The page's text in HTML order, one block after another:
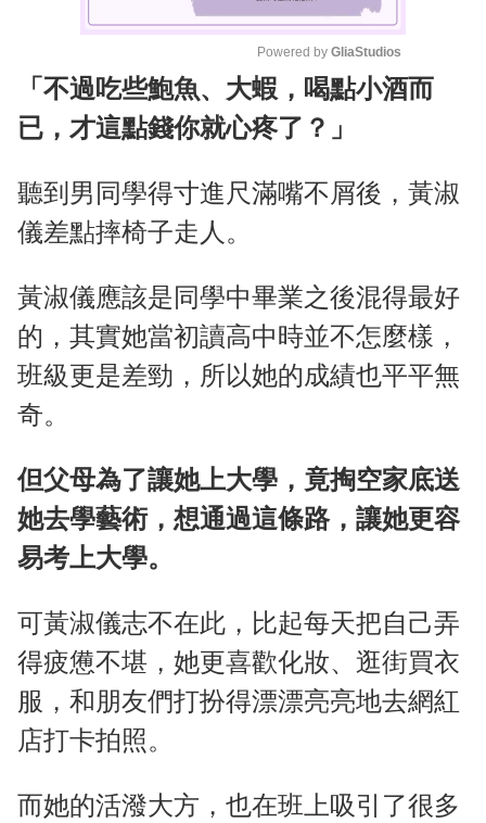
M
t
Powered by GliaStudios
「不過吃些鮑魚、大蝦，喝點小酒而
已，才這點錢你就心疼了？」
聽到男同學得寸進尺滿嘴不屑後，黃淑
儀差點摔椅子走人。
黃淑儀應該是同學中畢業之後混得最好
的，其實她當初讀高中時並不怎麼樣，
班級更是差勁，所以她的成績也平平無
奇。
但父母為了讓她上大學，竟掏空家底送
她去學藝術，想通過這條路，讓她更容
易考上大學。
可黃淑儀志不在此，比起每天把自己弄
得疲憊不堪，她更喜歡化妝、逛街買衣
服，和朋友們打扮得漂漂亮亮地去網紅
店打卡拍照。
而她的活潑大方，也在班上吸引了很多